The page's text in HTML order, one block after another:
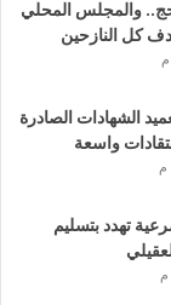
والمجلس المحلي
كل النازحين
الشهادات الصادرة
واسعة
تهدد بتسليم